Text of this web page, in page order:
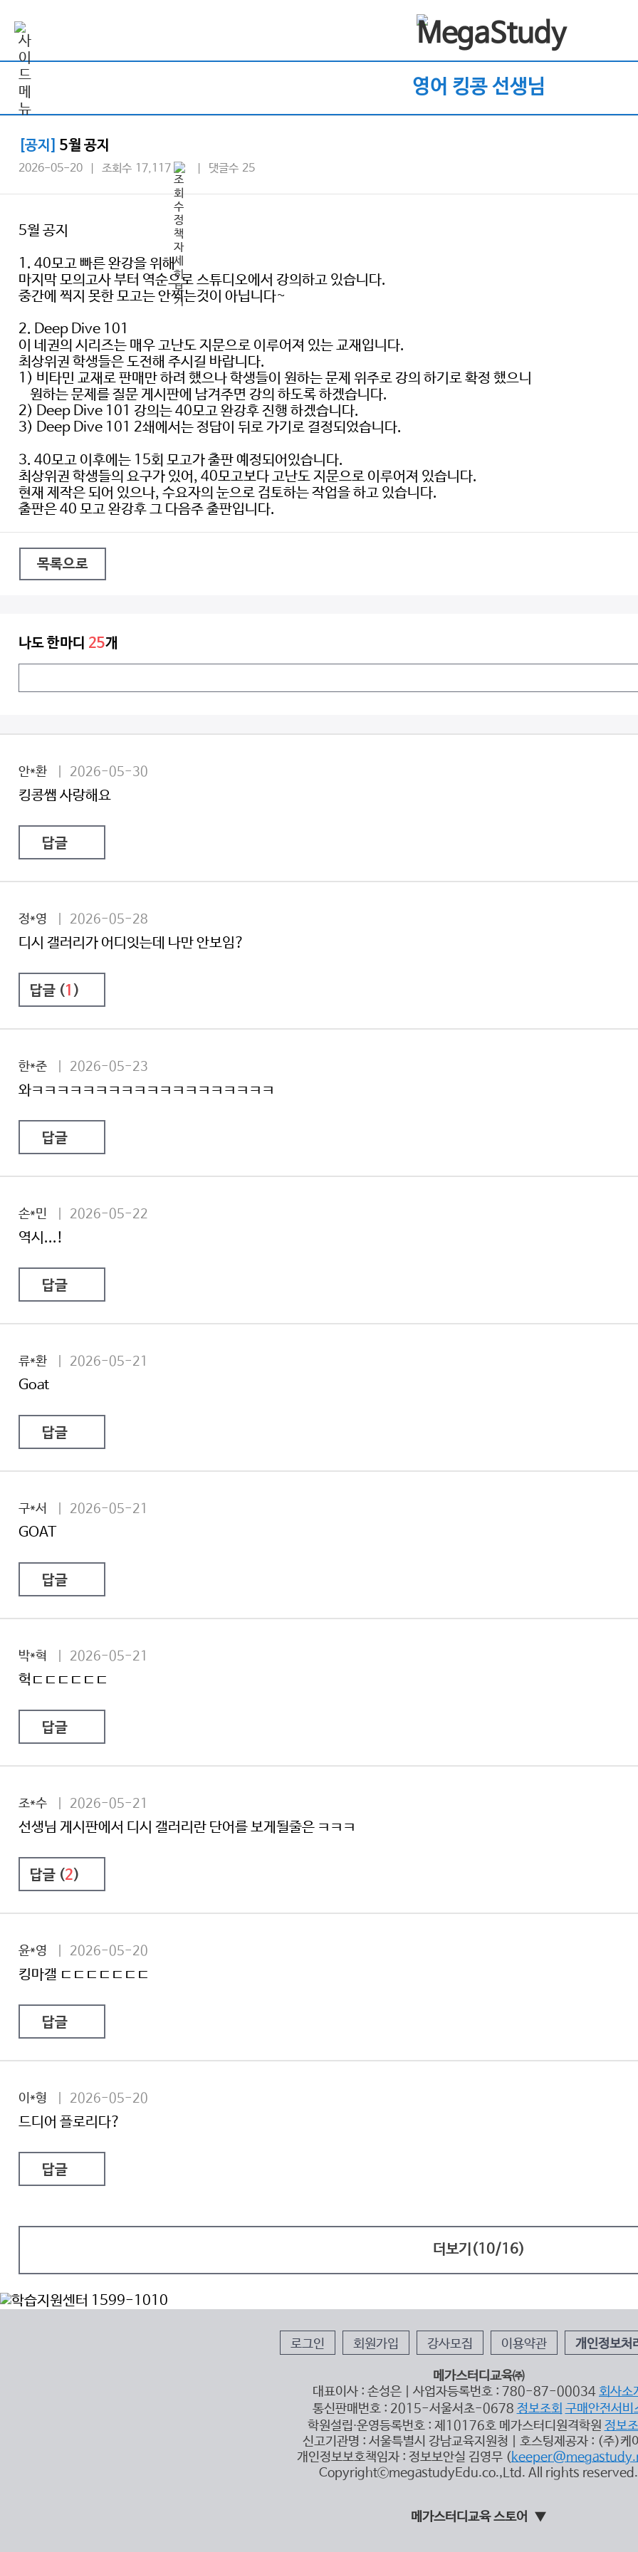
영어 킹콩 선생님
[공지] 5월 공지
2026-05-20 | 조회수 17,117 | 댓글수 25
5월 공지
1. 40모고 빠른 완강을 위해
마지막 모의고사 부터 역순으로 스튜디오에서 강의하고 있습니다.
중간에 찍지 못한 모고는 안찍는것이 아닙니다~
2. Deep Dive 101
이 네권의 시리즈는 매우 고난도 지문으로 이루어져 있는 교재입니다.
최상위권 학생들은 도전해 주시길 바랍니다.
1) 비타민 교재로 판매만 하려 했으나 학생들이 원하는 문제 위주로 강의 하기로 확정 했으니
원하는 문제를 질문 게시판에 남겨주면 강의 하도록 하겠습니다.
2) Deep Dive 101 강의는 40모고 완강후 진행 하겠습니다.
3) Deep Dive 101 2쇄에서는 정답이 뒤로 가기로 결정되었습니다.
3. 40모고 이후에는 15회 모고가 출판 예정되어있습니다.
최상위권 학생들의 요구가 있어, 40모고보다 고난도 지문으로 이루어져 있습니다.
현재 제작은 되어 있으나, 수요자의 눈으로 검토하는 작업을 하고 있습니다.
출판은 40 모고 완강후 그 다음주 출판입니다.
목록으로
나도 한마디 25개
안*환 | 2026-05-30
킹콩쌤 사랑해요
답글
정*영 | 2026-05-28
디시 갤러리가 어디잇는데 나만 안보임?
답글 (1 )
한*준 | 2026-05-23
와ㅋㅋㅋㅋㅋㅋㅋㅋㅋㅋㅋㅋㅋㅋㅋㅋㅋㅋㅋ
답글
손*민 | 2026-05-22
역시...!
답글
류*환 | 2026-05-21
Goat
답글
구*서 | 2026-05-21
GOAT
답글
박*혁 | 2026-05-21
헉ㄷㄷㄷㄷㄷㄷ
답글
조*수 | 2026-05-21
선생님 게시판에서 디시 갤러리란 단어를 보게될줄은 ㅋㅋㅋ
답글 (2)
윤*영 | 2026-05-20
킹마갤 ㄷㄷㄷㄷㄷㄷㄷ
답글
이*형 | 2026-05-20
드디어 플로리다?
답글
더보기(10/16)
로그인 회원가입 강사모집 이용약관 개인정보처
메가스터디교육㈜
대표이사 : 손성은 | 사업자등록번호 : 780-87-00034 회사소
통신판매번호 : 2015-서울서초-0678 정보조회 구매안전서비
학원설립∙운영등록번호 : 제10176호 메가스터디원격학원 정보
신고기관명 : 서울특별시 강남교육지원청 | 호스팅제공자 : (주)케
개인정보보호책임자 : 정보보안실 김영무 (
CopyrightⓒmegastudyEdu.co.,Ltd. All rights reserved.
메가스터디교육 스토어